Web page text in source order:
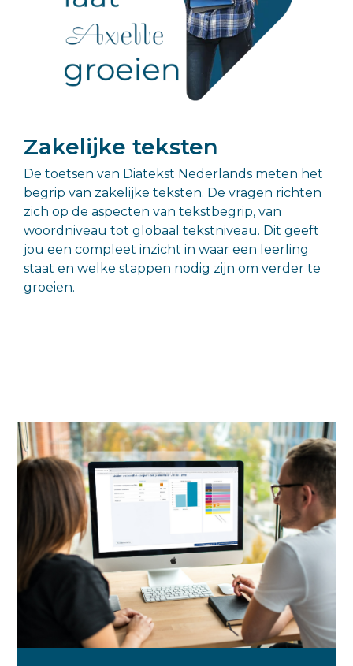
Zakelijke teksten
De toetsen van Diatekst Nederlands meten het
begrip van zakelijke teksten. De vragen richten
zich op de aspecten van tekstbegrip, van
woordniveau tot globaal tekstniveau. Dit geeft
jou een compleet inzicht in waar een leerling
staat en welke stappen nodig zijn om verder te
groeien.